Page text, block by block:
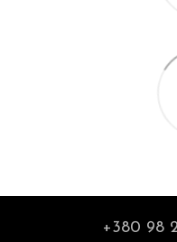
+380 98